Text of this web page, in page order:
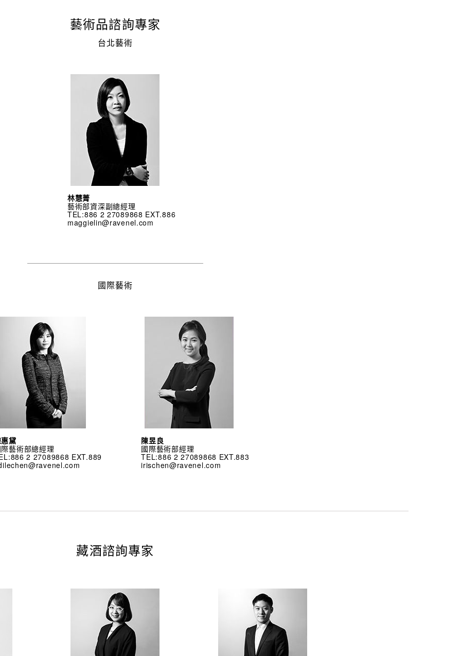
藝術品諮詢專家
台北藝術
林慧菁
藝術部資深副總經理
TEL:886 2 27089868 EXT.886
maggielin@ravenel.com
國際藝術
黛
藝術部總經理
2 27089868 EXT.889
陳昱良
國際藝術部經理
TEL:886 2 27089868 EXT.883
irischen@ravenel.com
藏酒諮詢專家